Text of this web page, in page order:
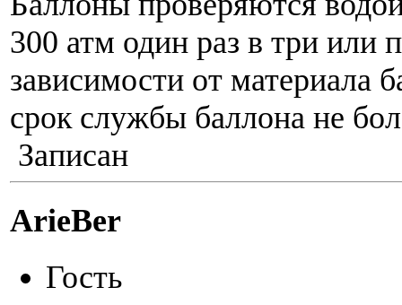
300 атм один раз в три или
зависимости от материала
срок службы баллона не
Записан
ArieBer
Гость